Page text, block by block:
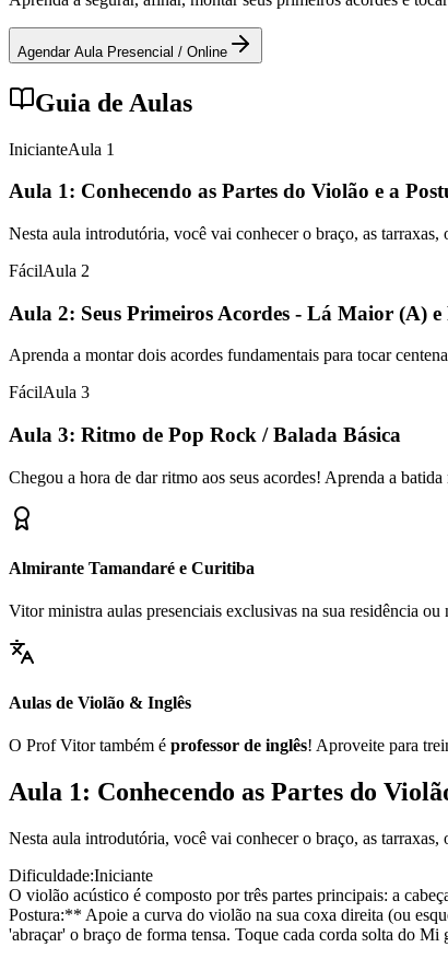
Agendar Aula Presencial / Online
Guia de Aulas
InicianteAula 1
Aula 1: Conhecendo as Partes do Violão e a
Nesta aula introdutória, você vai conhecer o braço, as
FácilAula 2
Aula 2: Seus Primeiros Acordes - Lá Maior (A)
Aprenda a montar dois acordes fundamentais para tocar
FácilAula 3
Aula 3: Ritmo de Pop Rock / Balada Básica
Chegou a hora de dar ritmo aos seus acordes! Aprenda a
Almirante Tamandaré e Curitiba
Vitor ministra aulas presenciais exclusivas na sua residência
Aulas de Violão & Inglês
O Prof Vitor também é professor de inglês! Aproveite para
Aula 1: Conhecendo as Partes do
Nesta aula introdutória, você vai conhecer o braço, as
Dificuldade:Iniciante
O violão acústico é composto por três partes principais: a
Postura:** Apoie a curva do violão na sua coxa direita (ou
'abraçar' o braço de forma tensa. Toque cada corda solta do